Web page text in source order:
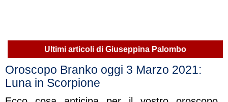
Ultimi articoli di Giuseppina Palombo
Oroscopo Branko oggi 3 Marzo 2021:
Luna in Scorpione